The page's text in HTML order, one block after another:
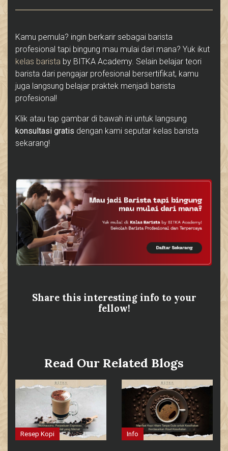
Kamu pemula? ingin berkarir sebagai barista
profesional tapi bingung mau mulai dari mana? Yuk ikut
kelas barista by BITKA Academy. Selain belajar teori
barista dari pengajar profesional bersertifikat, kamu
juga langsung belajar praktek menjadi barista
profesional!
Klik atau tap gambar di bawah ini untuk langsung
konsultasi gratis dengan kami seputar kelas barista
sekarang!
Share this interesting info to your
fellow!
Read Our Related Blogs
Resep Kopi Info